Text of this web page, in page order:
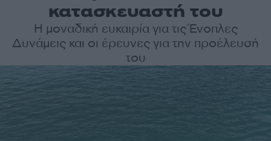
κατασκευαστή του
Η μοναδική ευκαιρία για τις Ένοπλες
Δυνάμεις και οι έρευνες για την προέλευσή
του